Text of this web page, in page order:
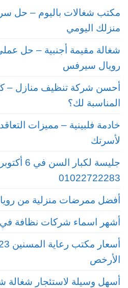
مكتب شغالات باليوم – حل
منزلك اليومي
شغالة مقيمة أجنبية – حل
رويال سيرفس
أحسن شركة تنظيف منازل –
المناسبة لك؟
خادمة فلبينية – مميزات
لأسرتك
جليسة
01022722283
أفضل ممرضات منزلية من
أشهر اسماء شركات نظافة في
الأرخص
أسهل وسيلة لاستئجار شغالة